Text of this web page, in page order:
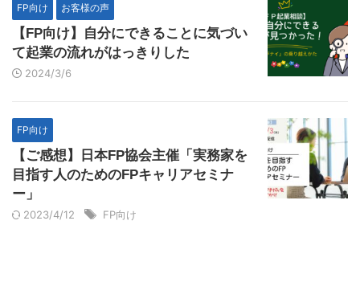
FP向け お客様の声
【FP向け】自分にできることに気づい
て起業の流れがはっきりした
2024/3/6
FP向け
【ご感想】日本FP協会主催「実務家を
目指す人のためのFPキャリアセミナ
ー」
2023/4/12 FP向け